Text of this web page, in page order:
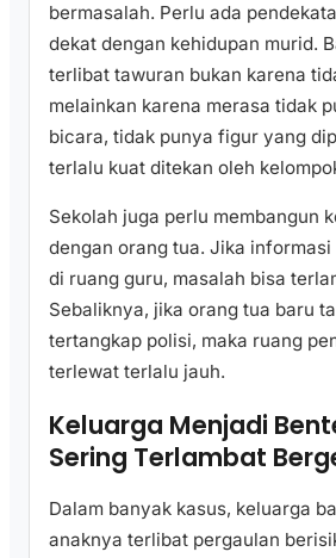
bermasalah. Perlu ada
dekat dengan kehidupan murid.
terlibat tawuran bukan karena
melainkan karena merasa tidak
bicara, tidak punya figur yang
terlalu kuat ditekan oleh
Sekolah juga perlu membangun
dengan orang tua. Jika
di ruang guru, masalah bisa
Sebaliknya, jika orang tua baru
tertangkap polisi, maka ruang
terlewat terlalu jauh.
Keluarga Menjadi
Sering Terlambat
Dalam banyak kasus, keluarga
anaknya terlibat pergaulan